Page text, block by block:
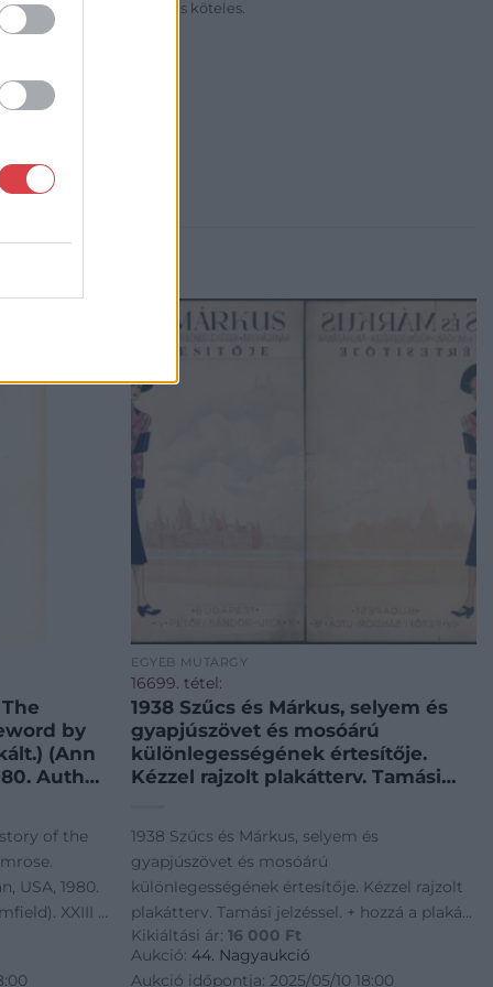
díj megfizetésére is köteles.
by
(Ann
Author
Riley.
Riley
Viola
of the
USA, 1980.
XXIII +
"For Gustav
Riley.
EGYÉB MŰTÁRGY
16699. tétel:
1938 Szűcs és Márkus, selyem és
gyapjúszövet és mosóárú
különlegességének értesítője.
Kézzel rajzolt plakátterv. Tamási
jóváhagyó aláírásával 20×27 cm
1938 Szűcs és Márkus, selyem és
gyapjúszövet és mosóárú
különlegességének értesítője. Kézzel rajzolt
plakátterv. Tamási jelzéssel. + hozzá a plakát
negatív nyomata, a cégtulaj, Márkus
jóváhagyó aláírásával 20x27 cm
Kikiáltási ár:16 000 Ft
Aukció: 44. Nagyaukció
Aukció időpontja: 2025/05/10 18:00